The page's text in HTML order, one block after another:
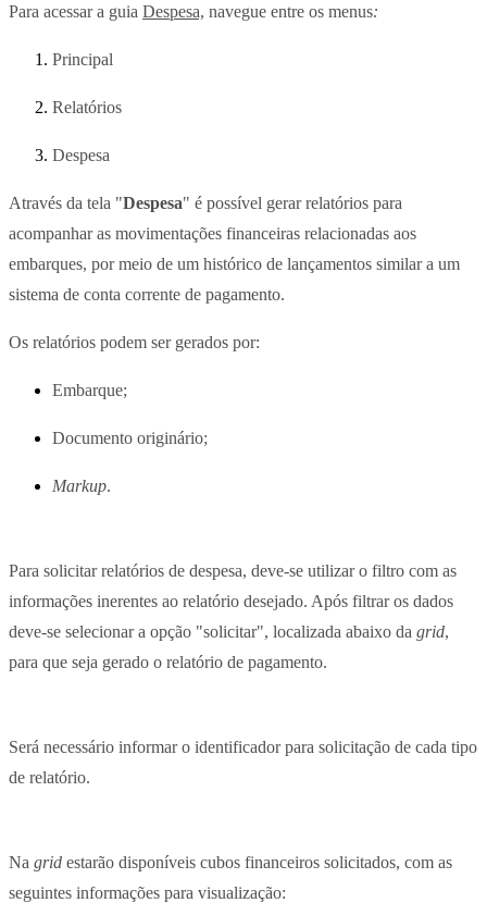
Para acessar a guia Despesa, navegue entre os menus:
Principal
Relatórios
Despesa
Através da tela "Despesa" é possível gerar relatórios para
acompanhar as movimentações financeiras relacionadas aos
embarques, por meio de um histórico de lançamentos similar a um
sistema de conta corrente de pagamento.
Os relatórios podem ser gerados por:
Embarque;
Documento originário;
Markup.
Para solicitar relatórios de despesa, deve-se utilizar o filtro com as
informações inerentes ao relatório desejado. Após filtrar os dados
deve-se selecionar a opção "solicitar", localizada abaixo da grid,
para que seja gerado o relatório de pagamento.
Será necessário informar o identificador para solicitação de cada tipo
de relatório.
Na grid estarão disponíveis cubos financeiros solicitados, com as
seguintes informações para visualização: